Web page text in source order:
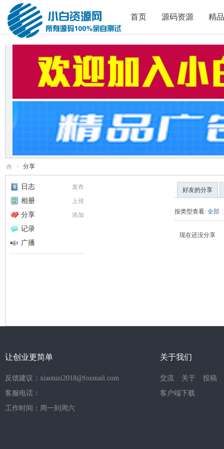
首页 源码资源 精
白
码
› 分享
发布
日志
上传
相册
添加
分享
记录
广播
好友的分享
按类型查看: 全部 |
现在还没分享
让创业更简单
反馈建议：xiaotuzi2018@foxmail.com
客服电话：
工作时间：周一到周六
关于我们
交流 关于
投稿
客户端下载